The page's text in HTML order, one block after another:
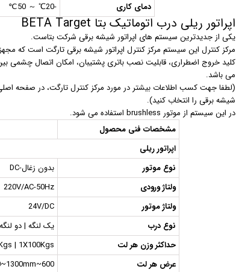
دمای کاری
-20℃ ～ 50℃
اپراتور ریلی درب اتوماتیک بتا BETA Target
یکی از جدیدترین سیستم های اپراتور شیشه برقی شرکت بتاست.
مرکز کنترل این سیستم مرکز کنترل اپراتور شیشه برقی تارگت است که
کلید خروج اضطراری، قابلیت نصب باتری پشتیبان، امکان اتصال چشمی
می باشد.
(لطفا جهت کسب اطلاعات بیشتر در مورد مرکز کنترل تارگت، در صفحه
شیشه برقی را انتخاب کنید).
در این سیستم از موتور brushless استفاده می شود.
مشخصات فنی محصول
اپراتور ریلی
نوع موتور
بدون زغال-DC
ولتاژ ورودی
220V/AC-50Hz
ولتاژ موتور
24V/DC
نوع درب
یک لنگه | دو لنگه
حداکثر وزن هر لت
| 1X100Kgs
عرض هر لت
600~1250mm | 650~1300mm